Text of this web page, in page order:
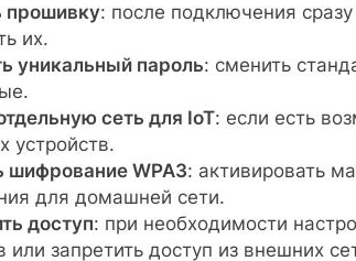
прошивку: после подключения
их.
уникальный пароль: сменить
сеть для IoT: если есть
устройств.
шифрование WPA3: активировать
для домашней сети.
доступ: при необходимости
или запретить доступ из внешних